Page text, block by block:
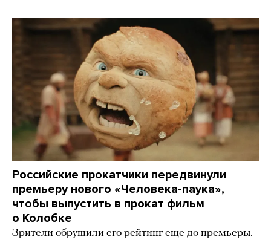
Российские прокатчики передвинули
премьеру нового «Человека-паука»,
чтобы выпустить в прокат фильм
о Колобке
Зрители обрушили его рейтинг еще до премьеры.